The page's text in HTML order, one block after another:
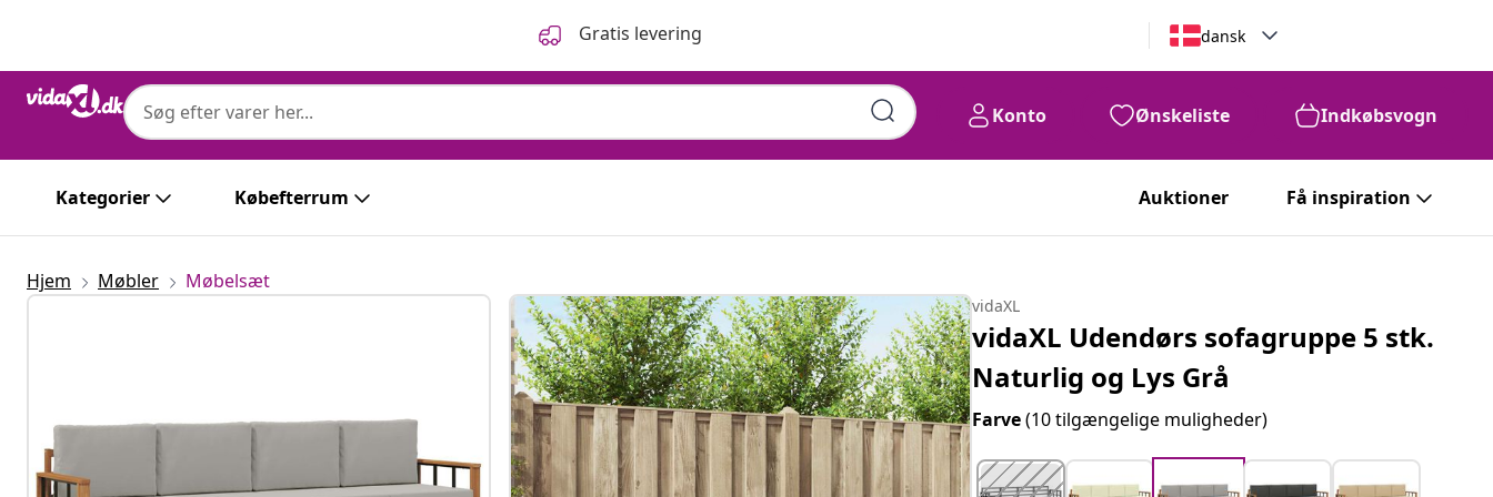
Gratis levering dansk
Konto Ønskeliste Indkøbsvogn
Kategorier Købefterrum Auktioner Få inspiration
Hjem Møbler Møbelsæt
vidaXL
vidaXL Udendørs sofagruppe 5 stk.
Naturlig og Lys Grå
Farve(10 tilgængelige muligheder)